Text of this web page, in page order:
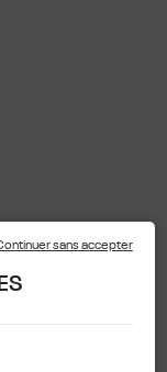
sans accepter